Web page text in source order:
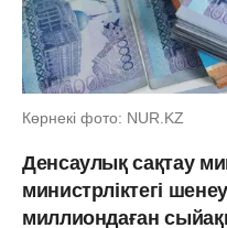
Көрнекі фото: NUR.KZ
Денсаулық сақтау
министрліктегі
миллиондаған